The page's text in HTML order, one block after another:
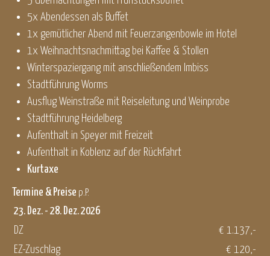
5x Abendessen als Buffet
1x gemütlicher Abend mit Feuerzangenbowle im Hotel
1x Weihnachtsnachmittag bei Kaffee & Stollen
Winterspaziergang mit anschließendem Imbiss
Stadtführung Worms
Ausflug Weinstraße mit Reiseleitung und Weinprobe
Stadtführung Heidelberg
Aufenthalt in Speyer mit Freizeit
Aufenthalt in Koblenz auf der Rückfahrt
Kurtaxe
Termine & Preise p.P.
23. Dez. - 28. Dez. 2026
DZ
€ 1.137,-
EZ-Zuschlag
€ 120,-